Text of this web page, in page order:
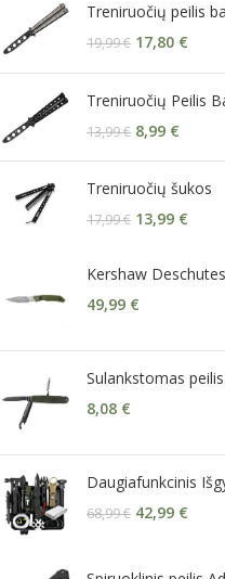
Treniruočių peilis
19,99€ 17,80 €
Treniruočių Peilis
13,99€ 8,99 €
Treniruočių šukos
17,99€ 13,99 €
Kershaw
49,99 €
Sulankstomas
8,08 €
Daugiafunkcinis
68,99€ 42,99 €